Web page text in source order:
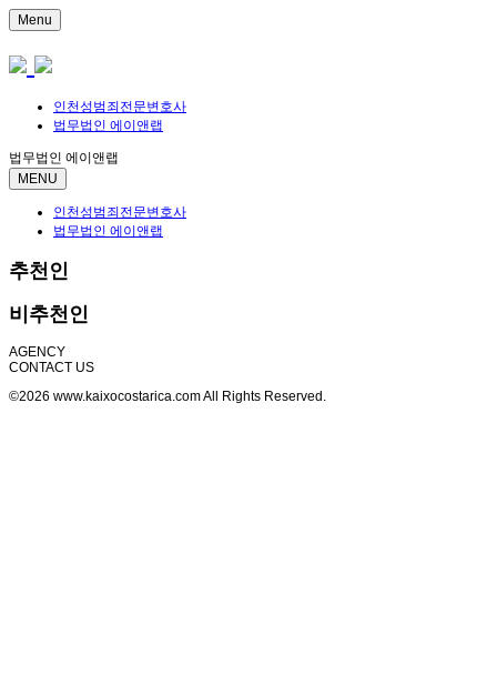
Menu
인천성범죄전문변호사
법무법인 에이앤랩
법무법인 에이앤랩
MENU
인천성범죄전문변호사
법무법인 에이앤랩
추천인
비추천인
AGENCY
CONTACT US
©2026 www.kaixocostarica.com All Rights Reserved.